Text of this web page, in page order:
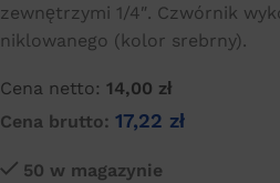
zewnętrzymi 1/4″. Czwórnik
niklowanego (kolor srebrny).
Cena netto: 14,00 zł
Cena brutto: 17,22 zł
50 w magazynie